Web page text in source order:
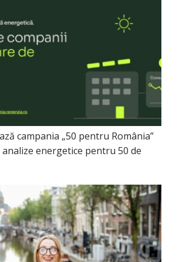
campania „50 pentru România”
energetice pentru 50 de